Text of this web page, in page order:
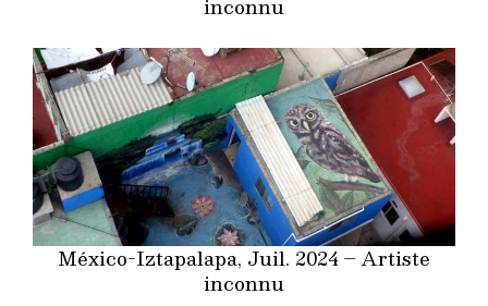
inconnu
México-Iztapalapa, Juil. 2024 – Artiste
inconnu